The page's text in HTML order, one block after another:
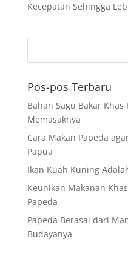
Kecepatan Sehingga
Pos-pos Terbaru
Bahan Sagu Bakar Khas
Memasaknya
Cara Makan Papeda
Papua
Ikan Kuah Kuning
Keunikan Makanan
Papeda
Papeda Berasal dari
Budayanya